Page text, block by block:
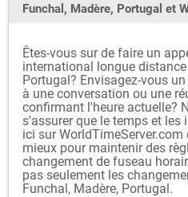
Funchal, Madère, Portugal et
Êtes-vous sur de faire un
international longue
Portugal? Envisagez-vous
à une conversation ou une
confirmant l'heure actuelle?
s'assurer que le temps et
ici sur
mieux pour maintenir des
changement de fuseau
pas seulement les
Funchal, Madère, Portugal.